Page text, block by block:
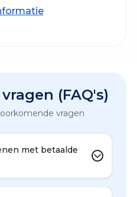
(FAQ's)
vragen
met betaalde